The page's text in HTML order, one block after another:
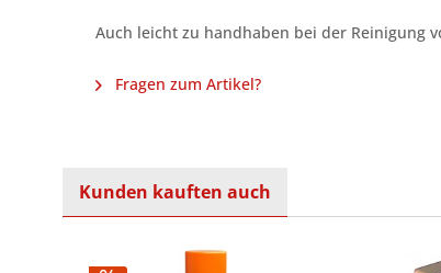
Auch leicht zu handhaben bei der Reinigung
Fragen zum Artikel?
Kunden kauften auch